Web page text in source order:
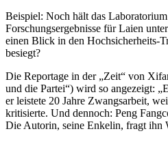
Beispiel: Noch hält das
Forschungsergebnisse für Laien
einen Blick in den Hochsicherheits-
besiegt?
Die Reportage in der „Zeit“ von
und die Partei“) wird so angezeigt:
er leistete 20 Jahre Zwangsarbeit,
kritisierte. Und dennoch: Peng
Die Autorin, seine Enkelin, fragt ihn